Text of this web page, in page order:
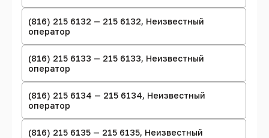
(816) 215 6132 — 215 6132, Неизвестный
оператор
(816) 215 6133 — 215 6133, Неизвестный
оператор
(816) 215 6134 — 215 6134, Неизвестный
оператор
(816) 215 6135 — 215 6135, Неизвестный